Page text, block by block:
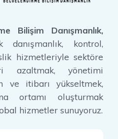
Bilişim Danışmanlık,
danışmanlık, kontrol,
hizmetleriyle sektöre
azaltmak, yönetimi
ve itibarı yükseltmek,
ortamı oluşturmak
hizmetler sunuyoruz.